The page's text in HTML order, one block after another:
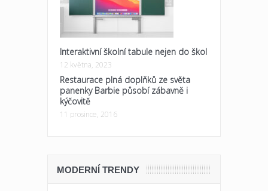
Interaktivní školní tabule nejen do škol
12 května, 2023
Restaurace plná doplňků ze světa
panenky Barbie působí zábavně i
kýčovitě
11 prosince, 2016
MODERNÍ TRENDY